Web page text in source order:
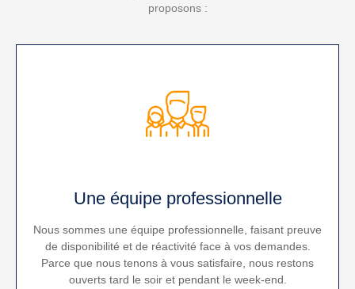
proposons :
Une équipe professionnelle
Nous sommes une équipe professionnelle, faisant preuve
de disponibilité et de réactivité face à vos demandes.
Parce que nous tenons à vous satisfaire, nous restons
ouverts tard le soir et pendant le week-end.